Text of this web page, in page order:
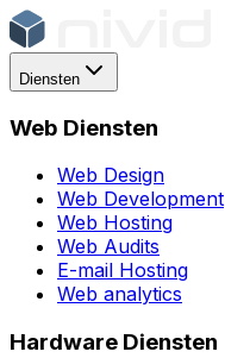
Diensten
Web Diensten
Web Design
Web Development
Web Hosting
Web Audits
E-mail Hosting
Web analytics
Hardware Diensten